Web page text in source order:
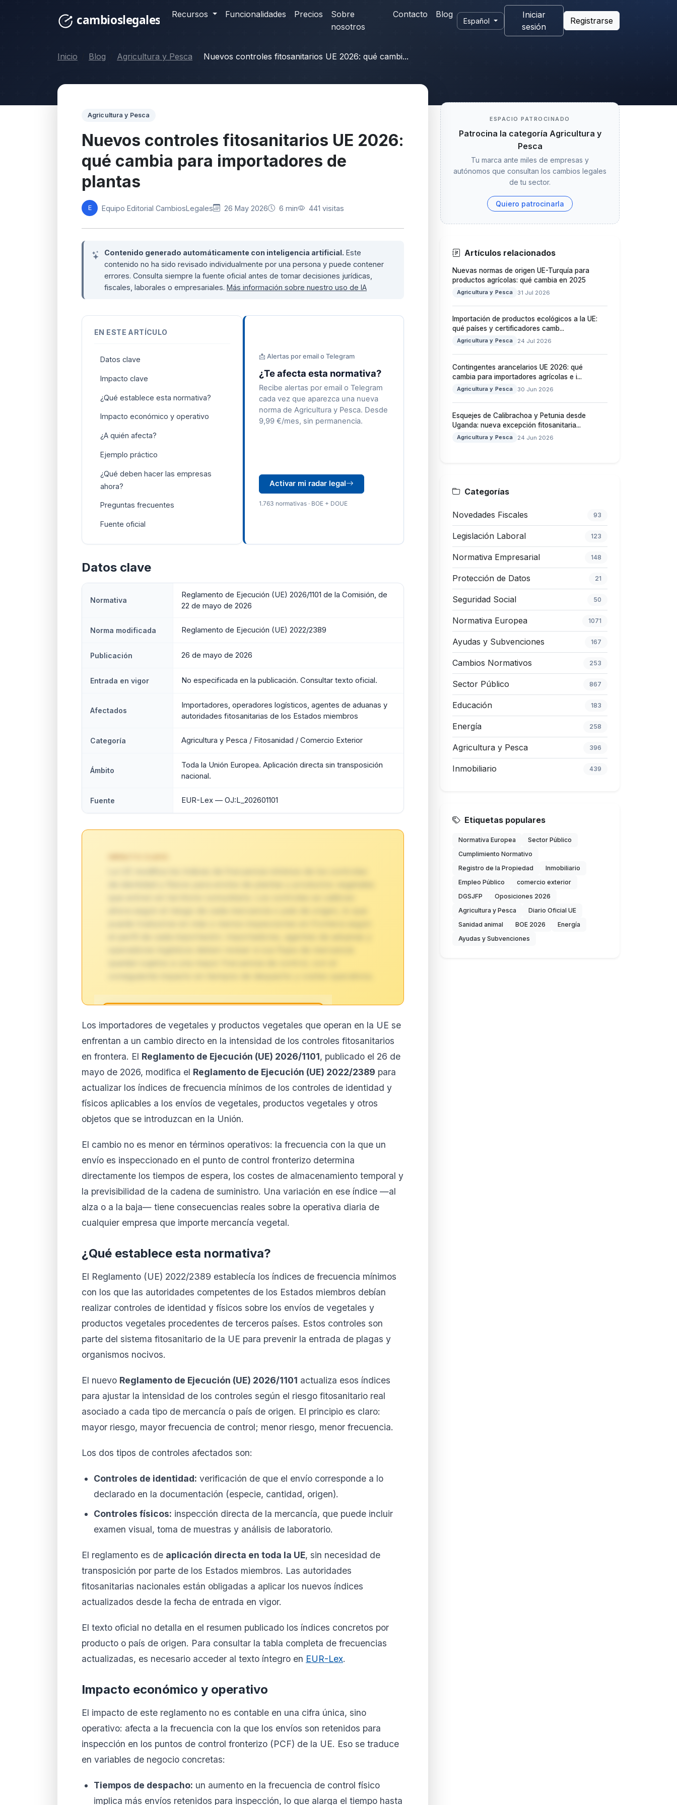
Recursos Funcionalidades Precios
Sobre
nosotros
Contacto Blog
Español
Iniciar
sesión
Registrarse
Inicio Blog Agricultura y Pesca Nuevos controles fitosanitarios UE 2026: qué cambi...
Agricultura y Pesca
Nuevos controles fitosanitarios UE 2026:
qué cambia para importadores de
plantas
E Equipo Editorial CambiosLegales 26 May 2026 6 min 441 visitas
Contenido generado automáticamente con inteligencia artificial. Este
contenido no ha sido revisado individualmente por una persona y puede contener
errores. Consulta siempre la fuente oficial antes de tomar decisiones jurídicas,
fiscales, laborales o empresariales. Más información sobre nuestro uso de IA
EN ESTE ARTÍCULO
Datos clave
Impacto clave
¿Qué establece esta normativa?
Impacto económico y operativo
¿A quién afecta?
Ejemplo práctico
¿Qué deben hacer las empresas
ahora?
Preguntas frecuentes
Fuente oficial
📩 Alertas por email o Telegram
¿Te afecta esta normativa?
Recibe alertas por email o Telegram
cada vez que aparezca una nueva
norma de Agricultura y Pesca. Desde
9,99 €/mes, sin permanencia.
Activar mi radar legal
1.763 normativas · BOE + DOUE
Datos clave
Normativa
Reglamento de Ejecución (UE) 2026/1101 de la Comisión, de
22 de mayo de 2026
Norma modificada Reglamento de Ejecución (UE) 2022/2389
Publicación 26 de mayo de 2026
Entrada en vigor No especificada en la publicación. Consultar texto oficial.
Afectados
Importadores, operadores logísticos, agentes de aduanas y
autoridades fitosanitarias de los Estados miembros
Categoría Agricultura y Pesca / Fitosanidad / Comercio Exterior
Ámbito
Toda la Unión Europea. Aplicación directa sin transposición
nacional.
Fuente EUR-Lex — OJ:L_202601101
🔒
Análisis de impacto reservado para
El análisis detallado del impacto de esta normativa está
disponible con los planes PRO y Business. Accede al
contenido completo y recibe alertas personalizadas.
Ver planes Crear mi cuenta
Los importadores de vegetales y productos vegetales que operan en la UE se
enfrentan a un cambio directo en la intensidad de los controles fitosanitarios
en frontera. El Reglamento de Ejecución (UE) 2026/1101, publicado el 26 de
mayo de 2026, modifica el Reglamento de Ejecución (UE) 2022/2389 para
actualizar los índices de frecuencia mínimos de los controles de identidad y
físicos aplicables a los envíos de vegetales, productos vegetales y otros
objetos que se introduzcan en la Unión.
El cambio no es menor en términos operativos: la frecuencia con la que un
envío es inspeccionado en el punto de control fronterizo determina
directamente los tiempos de espera, los costes de almacenamiento temporal y
la previsibilidad de la cadena de suministro. Una variación en ese índice —al
alza o a la baja— tiene consecuencias reales sobre la operativa diaria de
cualquier empresa que importe mercancía vegetal.
¿Qué establece esta normativa?
El Reglamento (UE) 2022/2389 establecía los índices de frecuencia mínimos
con los que las autoridades competentes de los Estados miembros debían
realizar controles de identidad y físicos sobre los envíos de vegetales y
productos vegetales procedentes de terceros países. Estos controles son
parte del sistema fitosanitario de la UE para prevenir la entrada de plagas y
organismos nocivos.
El nuevo Reglamento de Ejecución (UE) 2026/1101 actualiza esos índices
para ajustar la intensidad de los controles según el riesgo fitosanitario real
asociado a cada tipo de mercancía o país de origen. El principio es claro:
mayor riesgo, mayor frecuencia de control; menor riesgo, menor frecuencia.
Los dos tipos de controles afectados son:
Controles de identidad: verificación de que el envío corresponde a lo
declarado en la documentación (especie, cantidad, origen).
Controles físicos: inspección directa de la mercancía, que puede incluir
examen visual, toma de muestras y análisis de laboratorio.
El reglamento es de aplicación directa en toda la UE, sin necesidad de
transposición por parte de los Estados miembros. Las autoridades
fitosanitarias nacionales están obligadas a aplicar los nuevos índices
actualizados desde la fecha de entrada en vigor.
El texto oficial no detalla en el resumen publicado los índices concretos por
producto o país de origen. Para consultar la tabla completa de frecuencias
actualizadas, es necesario acceder al texto íntegro en EUR-Lex.
Impacto económico y operativo
El impacto de este reglamento no es contable en una cifra única, sino
operativo: afecta a la frecuencia con la que los envíos son retenidos para
inspección en los puntos de control fronterizo (PCF) de la UE. Eso se traduce
en variables de negocio concretas:
Tiempos de despacho: un aumento en la frecuencia de control físico
implica más envíos retenidos para inspección, lo que alarga el tiempo hasta
ESPACIO PATROCINADO
Patrocina la categoría Agricultura y
Pesca
Tu marca ante miles de empresas y
autónomos que consultan los cambios legales
de tu sector.
Quiero patrocinarla
Artículos relacionados
Nuevas normas de origen UE-Turquía para
productos agrícolas: qué cambia en 2025
Agricultura y Pesca 31 Jul 2026
Importación de productos ecológicos a la UE:
qué países y certificadores camb...
Agricultura y Pesca 24 Jul 2026
Contingentes arancelarios UE 2026: qué
cambia para importadores agrícolas e i...
Agricultura y Pesca 30 Jun 2026
Esquejes de Calibrachoa y Petunia desde
Uganda: nueva excepción fitosanitaria...
Agricultura y Pesca 24 Jun 2026
Categorías
Novedades Fiscales 93
Legislación Laboral 123
Normativa Empresarial 148
Protección de Datos 21
Seguridad Social 50
Normativa Europea 1071
Ayudas y Subvenciones 167
Cambios Normativos 253
Sector Público 867
Educación 183
Energía 258
Agricultura y Pesca 396
Inmobiliario 439
Etiquetas populares
Normativa Europea
Sector Público
Cumplimiento Normativo
Registro de la Propiedad
Inmobiliario
Empleo Público
comercio exterior
DGSJFP
Oposiciones 2026
Agricultura y Pesca
Diario Oficial UE
Sanidad animal
BOE 2026
Energía
Ayudas y Subvenciones